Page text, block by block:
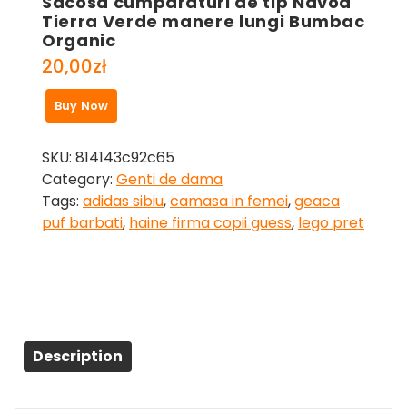
Tierra Verde manere lungi Bumbac
Organic
20,00zł
Buy Now
SKU: 814143c92c65
Category: Genti de dama
Tags: adidas sibiu,camasa in femei,geaca
puf barbati, haine firma copii guess, lego pret
Description